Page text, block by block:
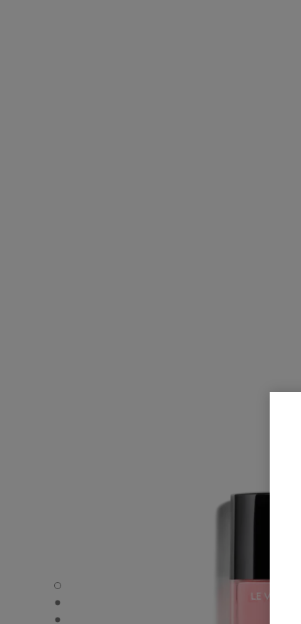
LE VERNIS - Standardansicht
LE VERNIS - Alternative Ansicht 1
LE VERNIS - Alternative Ansicht 2